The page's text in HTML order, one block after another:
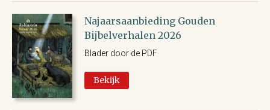
Najaarsaanbieding Gouden
Bijbelverhalen 2026
Blader door de PDF
Bekijk